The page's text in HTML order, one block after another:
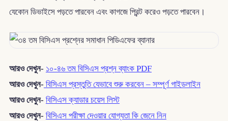
যেকোন ডিভাইসে পড়তে পারবেন এবং কাগজে প্রিন্ট করেও পড়তে পারবেন।
আরও দেখুন- ১০-৪৬ তম বিসিএস প্রশ্ন ব্যাংক PDF
আরও দেখুন- বিসিএস প্রস্তুতি যেভাবে শুরু করবেন – সম্পূর্ণ গাইডলাইন
আরও দেখুন- বিসিএস ক্যাডার চয়েস লিস্ট
আরও দেখুন- বিসিএস পরীক্ষা দেওয়ার যোগ্যতা কি জেনে নিন